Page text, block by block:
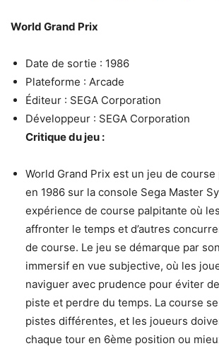
World Grand Prix
Date de sortie : 1986
Plateforme : Arcade
Éditeur : SEGA Corporation
Développeur : SEGA Corporation
Critique du jeu :
World Grand Prix est un jeu de
en 1986 sur la console Sega Master
expérience de course palpitante où
affronter le temps et d’autres
de course. Le jeu se démarque par
immersif en vue subjective, où les
naviguer avec prudence pour éviter
piste et perdre du temps. La course
pistes différentes, et les joueurs
chaque tour en 6ème position ou